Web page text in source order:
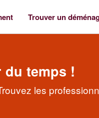
Trouver un
du temps !
les